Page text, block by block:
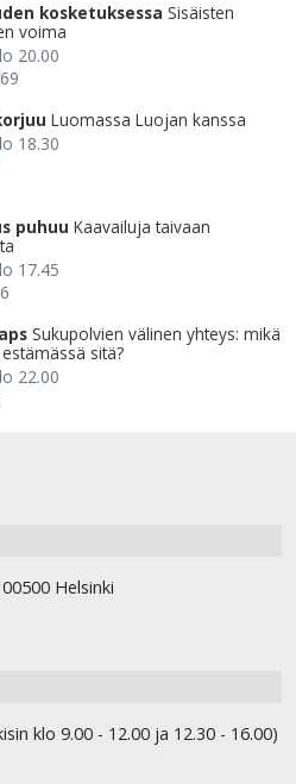
kosketuksessa Sisäisten
voima
20.00
Luomassa Luojan kanssa
18.30
puhuu Kaavailuja taivaan
17.45
Sukupolvien välinen yhteys: mikä
sitä?
22.00
Helsinki
klo 9.00 - 12.00 ja 12.30 - 16.00)